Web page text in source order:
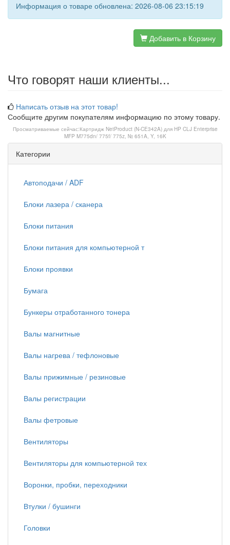
Информация о товаре обновлена: 2026-08-06 23:15:19
Добавить в Корзину
Что говорят наши клиенты...
Написать отзыв на этот товар!
Сообщите другим покупателям информацию по этому товару.
Просматриваемые сейчас:Картридж NetProduct (N-CE342A) для HP CLJ Enterprise
MFP M775dn/ 775f/ 775z, № 651A, Y, 16K
Категории
Автоподачи / ADF
Блоки лазера / сканера
Блоки питания
Блоки питания для компьютерной т
Блоки проявки
Бумага
Бункеры отработанного тонера
Валы магнитные
Валы нагрева / тефлоновые
Валы прижимные / резиновые
Валы регистрации
Валы фетровые
Вентиляторы
Вентиляторы для компьютерной тех
Воронки, пробки, переходники
Втулки / бушинги
Головки